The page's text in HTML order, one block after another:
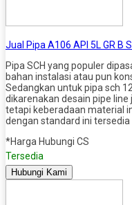
Jual Pipa A106 API 5L GR B
Pipa SCH yang populer
bahan instalasi atau pun
Sedangkan untuk pipa sch
dikarenakan desain pipe
tetapi keberadaan material
dengan standard ini tersedia
*Harga Hubungi CS
Tersedia
Hubungi Kami